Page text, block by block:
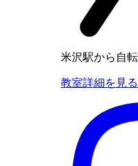
米沢駅から自
教室詳細を見る